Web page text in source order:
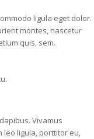
ligula eget dolor.
montes, nascetur
quis, sem.
Vivamus
leo ligula, porttitor eu,